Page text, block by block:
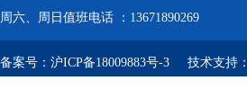
周六、周日值班电话 ：13671890269
备案号： 沪ICP备18009883号-3 技术支持：